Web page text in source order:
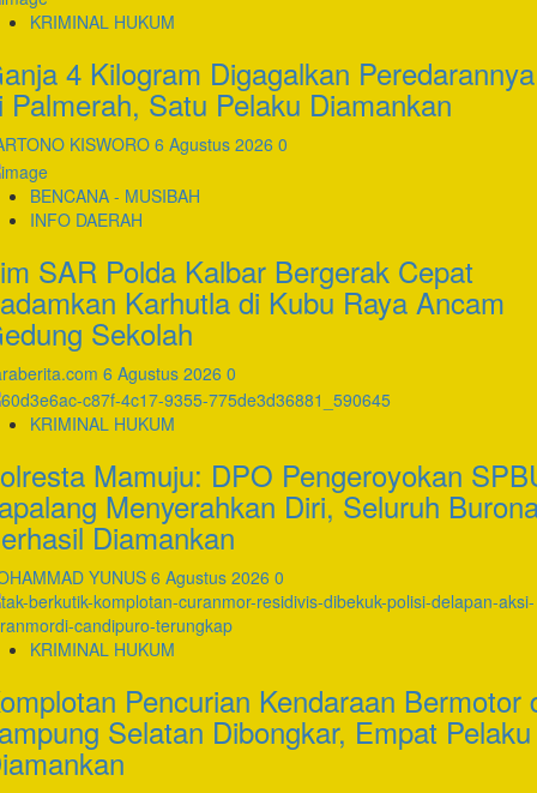
KRIMINAL HUKUM
4 Kilogram Digagalkan Peredarannya
Palmerah, Satu Pelaku Diamankan
KISWORO 6 Agustus 2026 0
BENCANA - MUSIBAH
INFO DAERAH
SAR Polda Kalbar Bergerak Cepat
Karhutla di Kubu Raya Ancam
Sekolah
6 Agustus 2026 0
KRIMINAL HUKUM
Mamuju: DPO Pengeroyokan
Menyerahkan Diri, Seluruh
Diamankan
YUNUS 6 Agustus 2026 0
KRIMINAL HUKUM
Pencurian Kendaraan Bermotor
Selatan Dibongkar, Empat Pelaku